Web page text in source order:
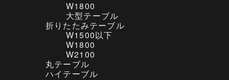
W1800
大型テーブル
折りたたみテーブル
W1500以下
W1800
W2100
丸テーブル
ハイテーブル